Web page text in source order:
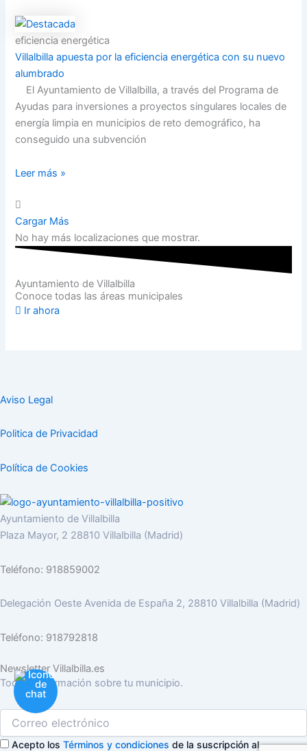
eficiencia energética
Villalbilla apuesta por la eficiencia energética con su nuevo
alumbrado
El Ayuntamiento de Villalbilla, a través del Programa de
Ayudas para inversiones a proyectos singulares locales de
energía limpia en municipios de reto demográfico, ha
conseguido una subvención
Leer más »
Cargar Más
No hay más localizaciones que mostrar.
Ayuntamiento de Villalbilla
Conoce todas las áreas municipales
Ir ahora
Aviso Legal
Politica de Privacidad
Política de Cookies
Ayuntamiento de Villalbilla
Plaza Mayor, 2 28810 Villalbilla (Madrid)
Teléfono: 918859002
Delegación Oeste Avenida de España 2, 28810 Villalbilla (Madrid)
Teléfono: 918792818
Newsletter Villalbilla.es
Toda la información sobre tu municipio.
Acepto los Términos y condiciones de la suscripción al